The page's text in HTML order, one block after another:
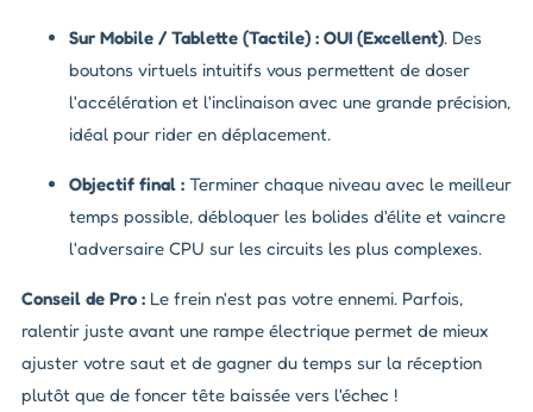
Sur Mobile / Tablette (Tactile) : OUI (Excellent). Des
boutons virtuels intuitifs vous permettent de doser
l'accélération et l'inclinaison avec une grande précision,
idéal pour rider en déplacement.
Objectif final : Terminer chaque niveau avec le meilleur
temps possible, débloquer les bolides d'élite et vaincre
l'adversaire CPU sur les circuits les plus complexes.
Conseil de Pro : Le frein n'est pas votre ennemi. Parfois,
ralentir juste avant une rampe électrique permet de mieux
ajuster votre saut et de gagner du temps sur la réception
plutôt que de foncer tête baissée vers l'échec !